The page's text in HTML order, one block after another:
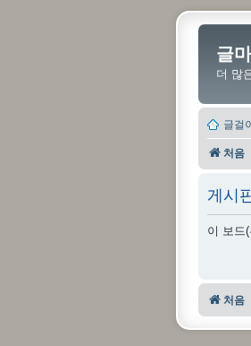
글
더 많
글걸
처음
게시
이 보드
처음